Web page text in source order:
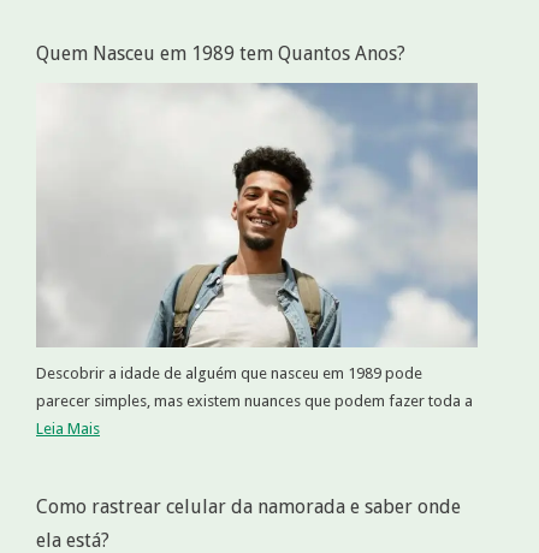
Quem Nasceu em 1989 tem Quantos Anos?
Descobrir a idade de alguém que nasceu em 1989 pode
parecer simples, mas existem nuances que podem fazer toda a
Leia Mais
Como rastrear celular da namorada e saber onde
ela está?